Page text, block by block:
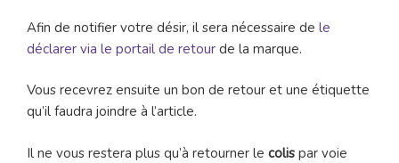
Afin de notifier votre désir, il sera nécessaire de le
déclarer via le portail de retour de la marque.
Vous recevrez ensuite un bon de retour et une étiquette
qu’il faudra joindre à l’article.
Il ne vous restera plus qu’à retourner le colis par voie